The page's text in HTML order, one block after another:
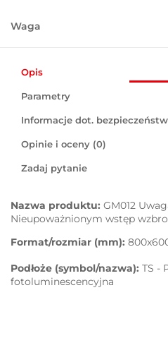
Waga
Opis
Parametry
Informacje dot.
Opinie i oceny (0)
Zadaj pytanie
Nazwa produktu: GM012
Nieupoważnionym wstęp
Format/rozmiar (mm):
Podłoże (symbol/nazwa): TS -
fotoluminescencyjna